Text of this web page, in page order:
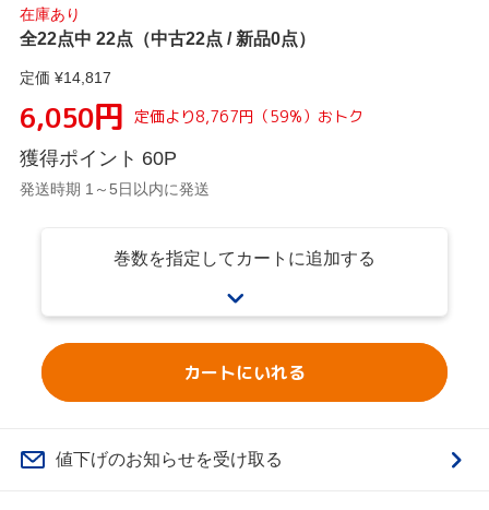
在庫あり
全22点中 22点（中古22点 / 新品0点）
定価 ¥14,817
6,050円 定価より8,767円 （59%） おトク
獲得ポイント 60P
発送時期 1～5日以内に発送
巻数を指定してカートに追加する
カートにいれる
値下げのお知らせを受け取る